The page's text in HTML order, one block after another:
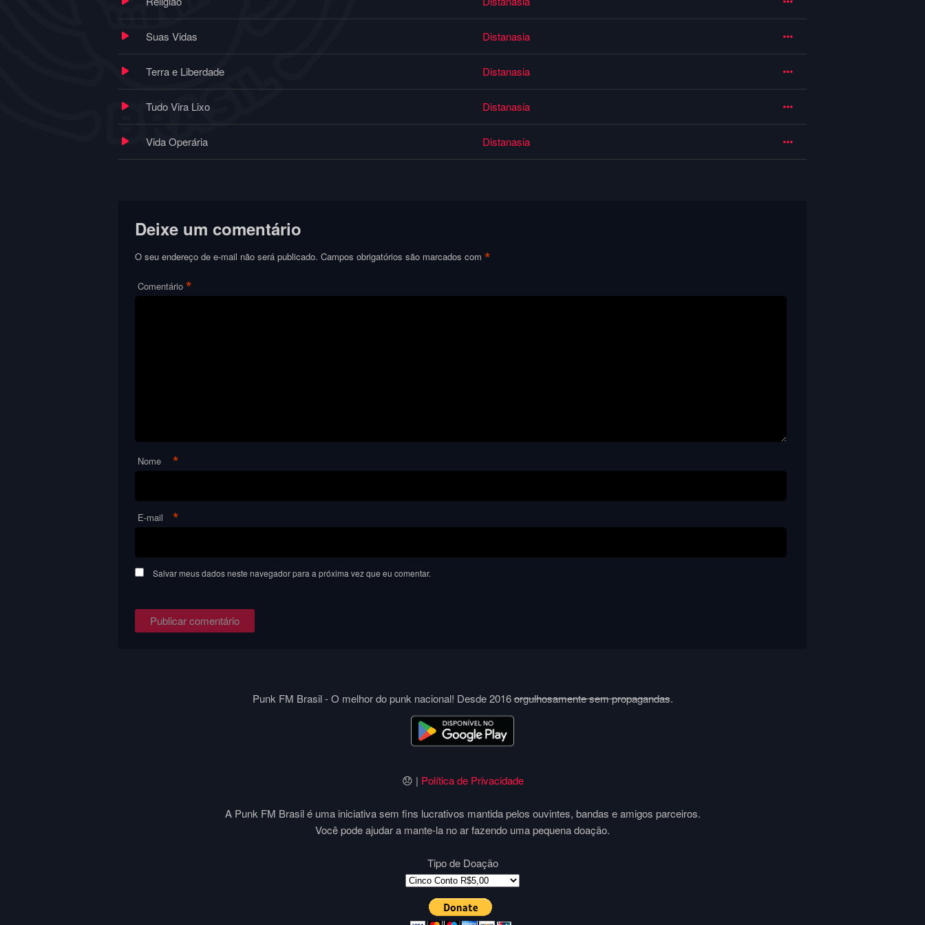
Suas Vidas Distanasia
Terra e Liberdade Distanasia
Tudo Vira Lixo Distanasia
Vida Operária Distanasia
Deixe um comentário
O seu endereço de e-mail não será publicado. Campos obrigatórios são marcados com*
Comentário *
Nome *
E-mail *
Salvar meus dados neste navegador para a próxima vez que eu comentar.
Punk FM Brasil - O melhor do punk nacional! Desde 2016orgulhosamente sem propagandas.
😞 | Política de Privacidade
A Punk FM Brasil é uma iniciativa sem fins lucrativos mantida pelos ouvintes, bandas e amigos parceiros.
Você pode ajudar a mante-la no ar fazendo uma pequena doação.
Tipo de Doação